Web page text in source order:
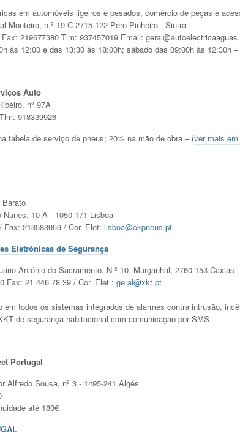
em automóveis ligeiros e pesados, comércio de peças e
Monteiro, n.º 19-C 2715-122 Pero Pinheiro - Sintra
219677380 Tlm: 937457019 Email:
ás 12:00 e das 13:30 ás 18:00h; sábado das 09:00h às 12:30h
Auto
nº 97A
918339926
tabela de serviço de pneus; 20% na mão de obra – (ver mais
Barato
Nunes, 10-A - 1050-171 Lisboa
Fax: 213583059 / Cor. Elet: lisboa@okpneus.pt
Eletrónicas de Segurança
António do Sacramento, N.º 10, Murganhal, 2760-153 Caxias
Fax: 21 446 78 39 / Cor. Elet.: geral@xkt.pt
em todos os sistemas integrados de alarmes contra intrusão,
de segurança habitacional com comunicação por SMS
Portugal
Alfredo Sousa, nº 3 - 1495-241 Algés
até 180€